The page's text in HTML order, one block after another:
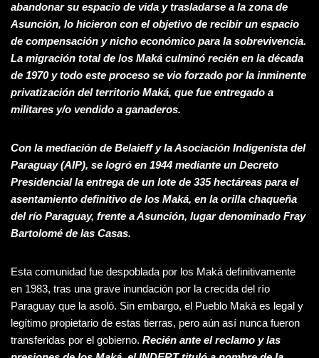
abandonar su espacio de vida y trasladarse a la zona de
Asunción, lo hicieron con el objetivo de recibir un espacio
de compensación y nicho económico para la sobrevivencia.
La migración total de los Maká culminó recién en la década
de 1970 y todo este proceso se vio forzado por la inminente
privatización del territorio Maká, que fue entregado a
militares y/o vendido a ganaderos.
Con la mediación de Belaieff y la Asociación Indigenista del
Paraguay (AIP), se logró en 1944 mediante un Decreto
Presidencial la entrega de un lote de 335 hectáreas para el
asentamiento definitivo de los Maká, en la orilla chaqueña
del río Paraguay, frente a Asunción, lugar denominado Fray
Bartolomé de las Casas.
Esta comunidad fue despoblada por los Maká definitivamente
en 1983, tras una grave inundación por la crecida del río
Paraguay que la asoló. Sin embargo, el Pueblo Maká es legal y
legítimo propietario de estas tierras, pero aún así nunca fueron
transferidas por el gobierno. Recién ante el reclamo y las